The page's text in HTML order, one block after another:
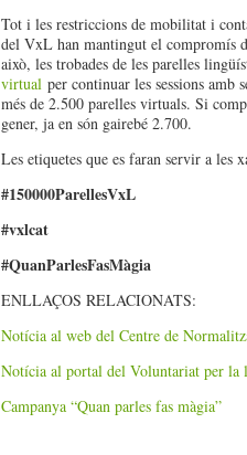
Tot i les restriccions de mobilitat i
del VxL han mantingut el compromís
això, les trobades de les parelles
virtualper continuar les sessions amb
més de 2.500 parelles virtuals. Si
gener, ja en són gairebé 2.700.
Les etiquetes que es faran servir a les
#150000ParellesVxL
#vxlcat
#QuanParlesFasMàgia
ENLLAÇOS RELACIONATS:
Notícia al web del Centre de
Notícia al portal del Voluntariat per la
Campanya “Quan parles fas màgia”